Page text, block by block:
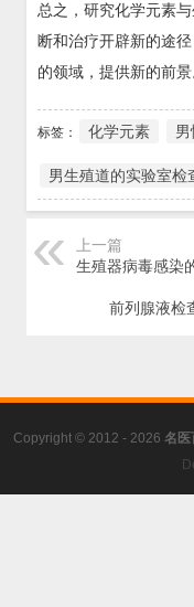
总之，研究化学元素
断和治疗开辟新的途
的领域，提供新的前景
标签： 化学元素
男生殖道的实验室检
上一篇
生殖器病毒感染
前列腺液检
Copyright © 2012 - 2026 名医